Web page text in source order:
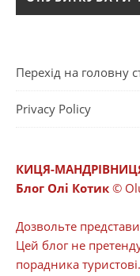
Перехід на головну
Privacy Policy
КИЦЯ-
Блог Олі Котик ©
Дозвольте
Цей блог не
порадника